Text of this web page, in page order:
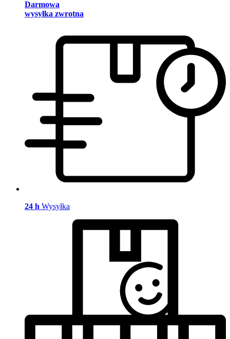
Darmowa
wysyłka zwrotna
24 h Wysyłka